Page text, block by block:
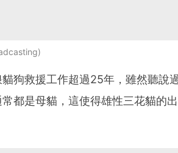
狗救援工作超過25年，雖然聽說
都是母貓，這使得雄性三花貓的